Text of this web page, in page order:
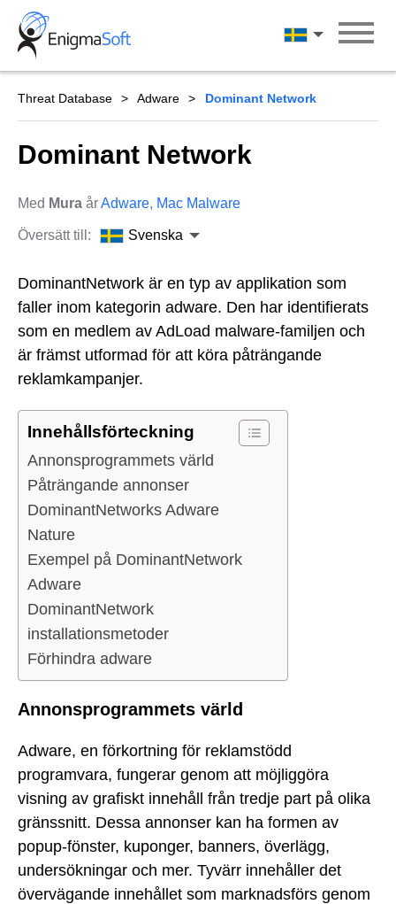
Skip
content
Svenska
Threat Database Adware Dominant Network
Dominant Network
Med Mura årAdware, Mac Malware
Översätt till: Svenska
DominantNetwork är en typ av applikation som
faller inom kategorin adware. Den har identifierats
som en medlem av AdLoad malware-familjen och
är främst utformad för att köra påträngande
reklamkampanjer.
Innehållsförteckning
Annonsprogrammets värld
Påträngande annonser
DominantNetworks Adware
Nature
Exempel på DominantNetwork
Adware
DominantNetwork
installationsmetoder
Förhindra adware
Annonsprogrammets värld
Adware, en förkortning för reklamstödd
programvara, fungerar genom att möjliggöra
visning av grafiskt innehåll från tredje part på olika
gränssnitt. Dessa annonser kan ha formen av
popup-fönster, kuponger, banners, överlägg,
undersökningar och mer. Tyvärr innehåller det
övervägande innehållet som marknadsförs genom